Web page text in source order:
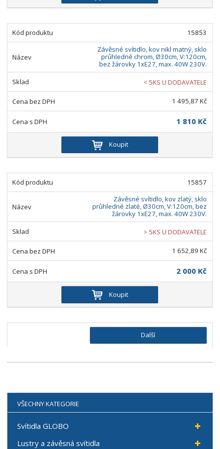
15853
Závěsné svítidlo, kov nikl matný, sklo
průhledné chrom, Ø30cm, V:120cm,
bez žárovky 1xE27, max. 40W 230V.
< 5KS U DODAVATELE
1 495,87 Kč
1 810 Kč
Koupit
15857
Závěsné svítidlo, kov zlatý, sklo
průhledné zlaté, Ø30cm, V:120cm, bez
žárovky 1xE27, max. 40W 230V.
> 5KS U DODAVATELE
1 652,89 Kč
2 000 Kč
Koupit
Další
VŠECHNY KATEGORIE
Svítidla GLOBO
Lustry a závěsná svítidla